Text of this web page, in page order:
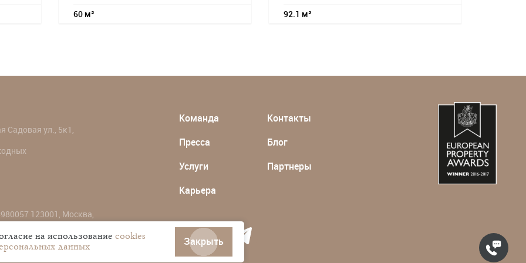
60 м² 92.1 м²
Садовая ул., 5к1,
123001, Москва,
Команда
Пресса
Услуги
Карьера
Контакты
Блог
Партнеры
на использование cookies
данных Закрыть